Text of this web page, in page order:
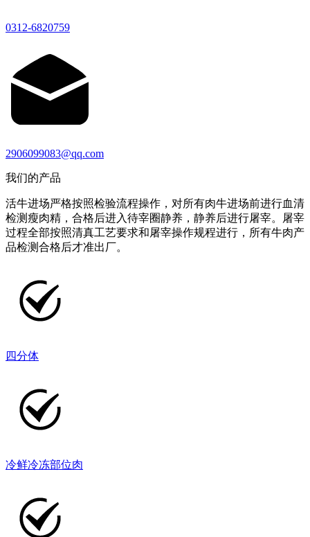
0312-6820759
2906099083@qq.com
我们的产品
活牛进场严格按照检验流程操作，对所有肉牛进场前进行血清
检测瘦肉精，合格后进入待宰圈静养，静养后进行屠宰。屠宰
过程全部按照清真工艺要求和屠宰操作规程进行，所有牛肉产
品检测合格后才准出厂。
四分体
冷鲜冷冻部位肉